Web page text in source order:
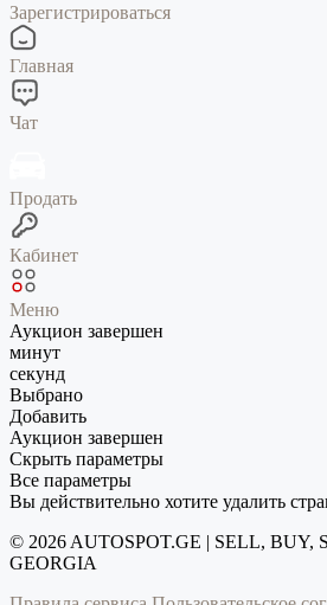
Зарегистрироваться
Главная
Чат
Продать
Кабинет
Меню
Аукцион завершен
минут
секунд
Выбрано
Добавить
Аукцион завершен
Скрыть параметры
Все параметры
Вы действительно хотите удалить
© 2026 AUTOSPOT.GE | SELL, BUY,
GEORGIA